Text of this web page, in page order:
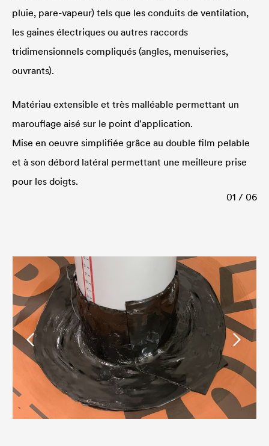
pluie, pare-vapeur) tels que les conduits de ventilation,
les gaines électriques ou autres raccords
tridimensionnels compliqués (angles, menuiseries,
ouvrants).
Matériau extensible et très malléable permettant un
marouflage aisé sur le point d'application.
Mise en oeuvre simplifiée grâce au double film pelable
et à son débord latéral permettant une meilleure prise
pour les doigts.
01 / 06